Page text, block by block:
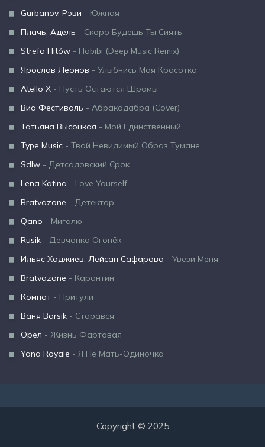
Gurbanov, Рэви - Южная
Плачь, Адель - Скоро Будешь Ты Сиять
Strefa Hitów - Habibi (Deep Music Remix)
Ярослав Леонов - Улыбнись Моя Красотка
Atello X - Пусть Остаются Шрамы
Виа Фестиваль - Абракадабра (Cover)
Татьяна Высоцкая - Мой Единственный
Type Music - Твой Невидимый Образ Тумане
Sdlw - Детсадовский Срок
Lena Katina - Love Yourself
Bratvazone - Детектор
Qano - Мигалю
Rusik - Девчонка Огонёк
Ильяс Хаджиев, Лейсан Сафарова - Увези Меня
Bratvazone - Карантин
Компот - Притули
Ваня Barsik - Старався
Орёл - Жизнь Фартовая
Yana Royale - Я Не Мать-Одиночка
Copyright © 2025